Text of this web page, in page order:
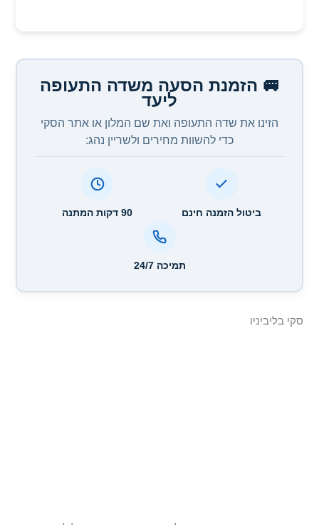
🚐 הזמנת הסעה משדה התעופה
ליעד
הזינו את שדה התעופה ואת שם המלון או אתר הסקי
כדי להשוות מחירים ולשריין נהג:
ביטול הזמנה חינם 90 דקות המתנה
תמיכה 24/7
סקי בליביניו